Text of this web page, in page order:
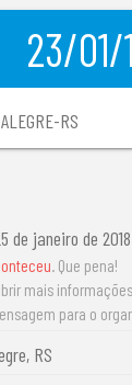
23/01/
RS
de janeiro de 2018
. Que pena!
mais
para o
RS